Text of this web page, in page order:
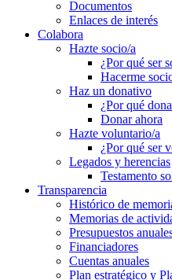
Documentos
Enlaces de interés
Colabora
Hazte socio/a
¿Por qué ser
Hacerme
Haz un donativo
¿Por qué
Donar ahora
Hazte voluntario/a
¿Por qué ser
Legados y herencias
Testamento
Transparencia
Histórico de
Memorias de
Presupuestos
Financiadores
Cuentas anuales
Plan estratégico y